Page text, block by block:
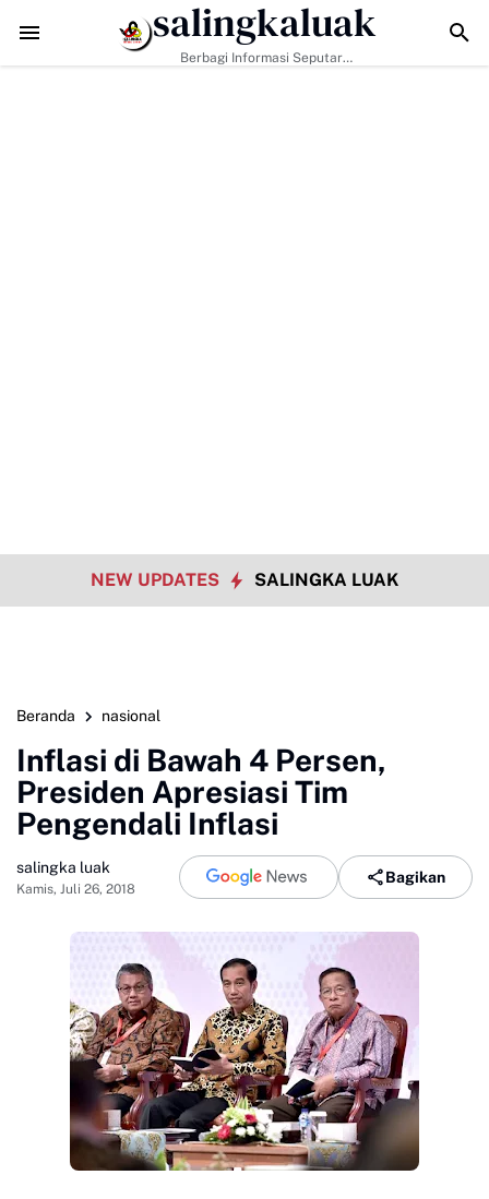
129 Tak Hanya Bangun Jalan, Bekali Warga Buluh Kasok dengan
salingkaluak
Berbagi Informasi Seputar
NEW UPDATES SALINGKA LUAK
Beranda nasional
Inflasi di Bawah 4 Persen,
Presiden Apresiasi Tim
Pengendali Inflasi
salingka luak
Kamis, Juli 26, 2018
Bagikan